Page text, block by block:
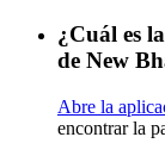
¿Cuál es
de New
Abre la
encontrar la